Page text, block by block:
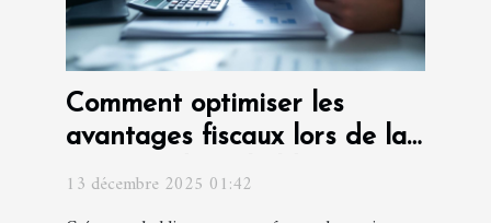
Comment optimiser les
avantages fiscaux lors de la
13 décembre 2025 01:42